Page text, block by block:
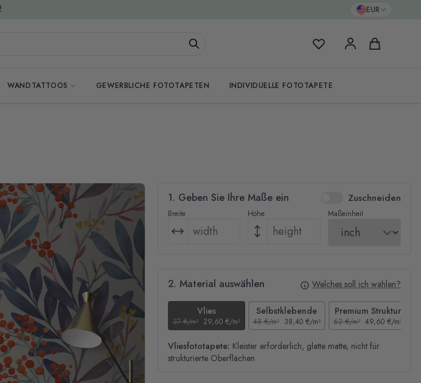
EUR
Meine FavoritenWarenkorb
WANDTATTOOS GEWERBLICHE FOTOTAPETEN INDIVIDUELLE FOTOTAPETE
1. Geben Sie Ihre Maße ein Zuschneiden
Breite Höhe Maßeinheit
2. Material auswählen Welches soll ich wählen?
Vlies
37 €/m² 29,60 €/m²
Selbstklebende
48 €/m² 38,40 €/m²
Premium Struktur
62 €/m² 49,60 €/m²
Vliesfototapete: Kleister erforderlich, glatte matte, nicht für
strukturierte Oberflächen